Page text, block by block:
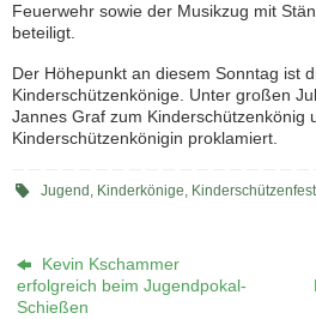
Feuerwehr sowie der Musikzug mit
beteiligt.
Der Höhepunkt an diesem Sonntag ist
Kinderschützenkönige. Unter großen
Jannes Graf zum Kinderschützenkönig
Kinderschützenkönigin proklamiert.
Jugend , Kinderkönige,
Kevin Kschammer
erfolgreich beim Jugendpokal-
Schießen